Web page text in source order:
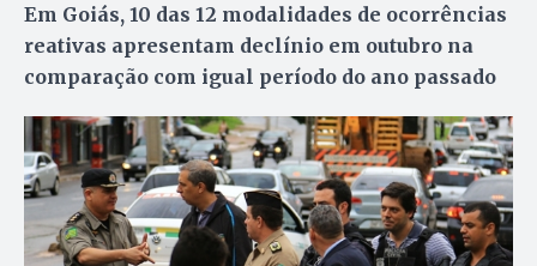
Em Goiás, 10 das 12 modalidades de ocorrências
reativas apresentam declínio em outubro na
comparação com igual período do ano passado